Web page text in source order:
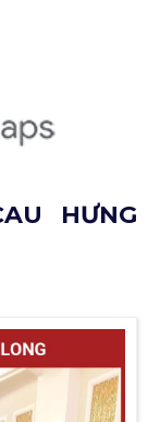
HƯNG